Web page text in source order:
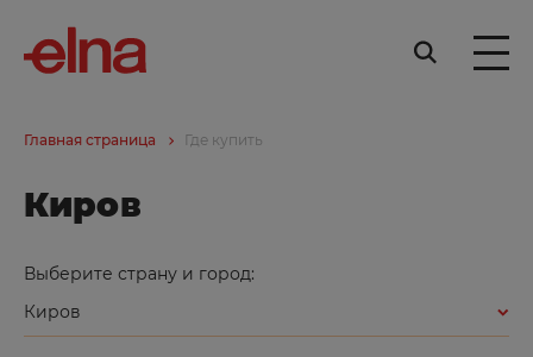
Главная страница Где купить
Киров
Выберите страну и город:
Киров